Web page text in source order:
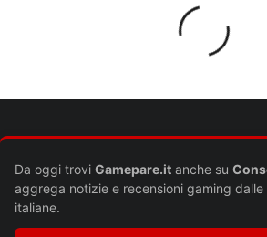
Il tuo indirizzo email non sarà pubblicato.
Da oggi trovi Gamepare.it anche su
aggrega notizie e recensioni gaming
italiane.